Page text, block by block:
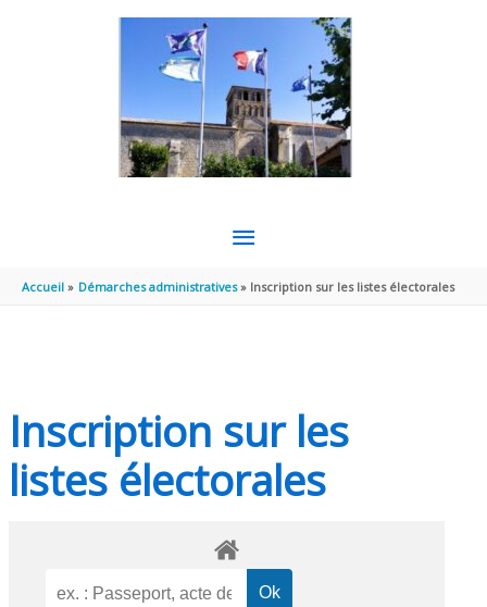
MENU
PRINCIPAL
Accueil Démarches administratives Inscription sur les listes électorales
Inscription sur les
listes électorales